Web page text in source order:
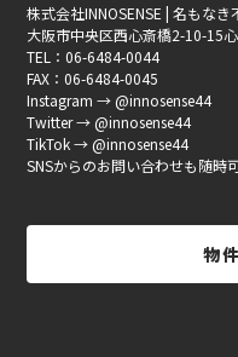
株式会社INNOSENSE | 名もなき
大阪市中央区西心斎橋2-10-15
TEL：06-6484-0044
FAX：06-6484-0045
Instagram → @innosense44
Twitter → @innosense44
TikTok → @innosense44
SNSからのお問い合わせも随時
物